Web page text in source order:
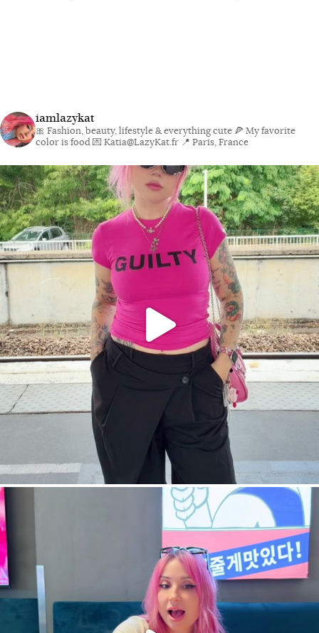
iamlazykat
🎀 Fashion, beauty, lifestyle & everything cute 🍕 My favorite
color is food💌 Katia@LazyKat.fr 📍 Paris, France